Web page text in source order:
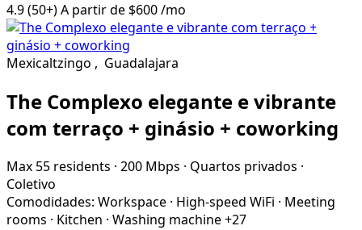
4.9(50+)A partir de $600/mo
Mexicaltzingo , Guadalajara
The Complexo elegante e vibrante
com terraço + ginásio + coworking
Max 55 residents · 200 Mbps · Quartos privados ·
Coletivo
Comodidades: Workspace · High-speed WiFi · Meeting
rooms · Kitchen · Washing machine+27